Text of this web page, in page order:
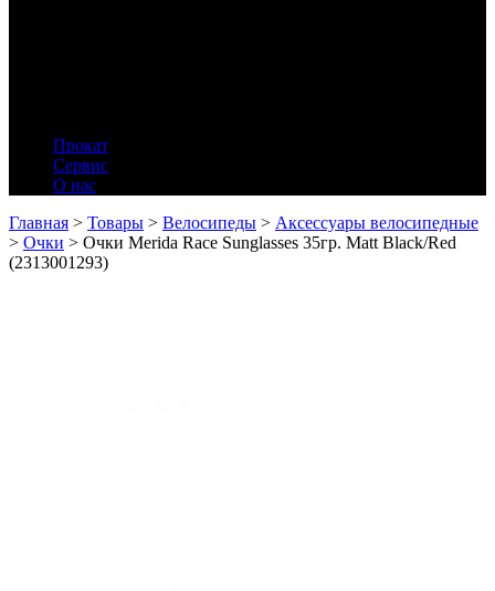
Прокат
Сервис
О нас
Главная > Товары > Велосипеды > Аксессуары велосипедные
> Очки > Очки Merida Race Sunglasses 35гр. Matt Black/Red
(2313001293)